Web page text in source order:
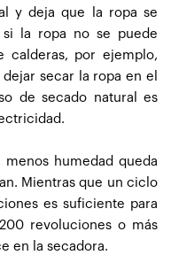
y deja que la ropa se
la ropa no se puede
calderas, por ejemplo,
secar la ropa en el
de secado natural es
menos humedad queda
Mientras que un ciclo
es suficiente para
revoluciones o más
en la secadora.